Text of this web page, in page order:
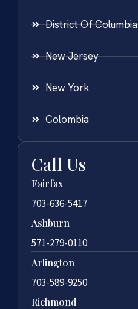
District Of Columbia
New Jersey
New York
Colombia
Call Us
Fairfax
703-636-5417
Ashburn
571-279-0110
Arlington
703-589-9250
Richmond